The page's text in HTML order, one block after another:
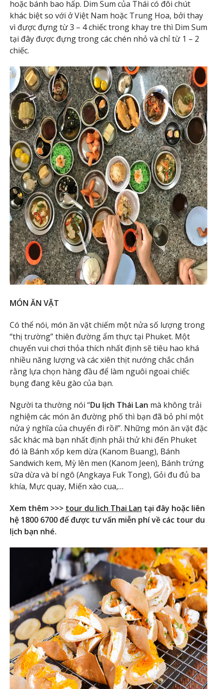
hoặc bánh bao hấp. Dim Sum của Thái có đôi chút
khác biệt so với ở Việt Nam hoặc Trung Hoa, bởi thay
vì được đựng từ 3 – 4 chiếc trong khay tre thì Dim Sum
tại đây được đựng trong các chén nhỏ và chỉ từ 1 – 2
chiếc.
MÓN ĂN VẶT
Có thể nói, món ăn vặt chiếm một nửa số lượng trong
“thị trường” thiên đường ẩm thực tại Phuket. Một
chuyến vui chơi thỏa thích nhất định sẽ tiêu hao khá
nhiều năng lượng và các xiên thịt nướng chắc chắn
rằng lựa chọn hàng đầu để làm nguôi ngoai chiếc
bụng đang kêu gào của bạn.
Người ta thường nói “Du lịch Thái Lan mà không trải
nghiệm các món ăn đường phố thì bạn đã bỏ phí một
nửa ý nghĩa của chuyến đi rồi!”. Những món ăn vặt đặc
sắc khác mà bạn nhất định phải thử khi đến Phuket
đó là Bánh xốp kem dừa (Kanom Buang), Bánh
Sandwich kem, Mỳ lên men (Kanom Jeen), Bánh trứng
sữa dừa và bí ngô (Angkaya Fuk Tong), Gỏi đu đủ ba
khía, Mực quay, Miến xào cua,…
Xem thêm >>> tour du lich Thai Lan tại đây hoặc liên
hệ 1800 6700 để được tư vấn miễn phí về các tour du
lịch bạn nhé.